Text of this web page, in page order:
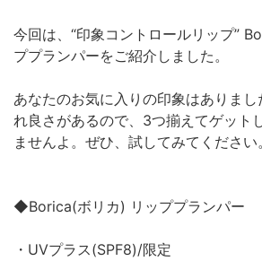
今回は、“印象コントロールリップ”
ププランパーをご紹介しました。
あなたのお気に入りの印象はありま
れ良さがあるので、3つ揃えてゲット
ませんよ。ぜひ、試してみてください。
◆Borica(ボリカ) リッププランパー
・UVプラス(SPF8)/限定